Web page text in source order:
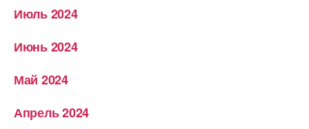
Июль 2024
Июнь 2024
Май 2024
Апрель 2024